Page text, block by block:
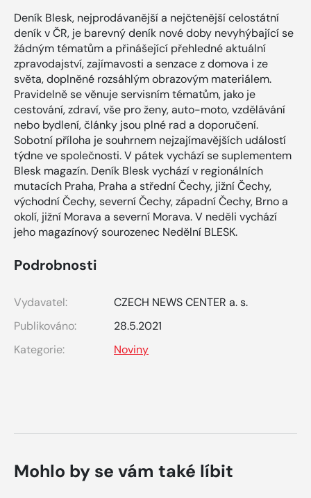
Deník Blesk, nejprodávanější a nejčtenější celostátní
deník v ČR, je barevný deník nové doby nevyhýbající se
žádným tématům a přinášející přehledné aktuální
zpravodajství, zajímavosti a senzace z domova i ze
světa, doplněné rozsáhlým obrazovým materiálem.
Pravidelně se věnuje servisním tématům, jako je
cestování, zdraví, vše pro ženy, auto-moto, vzdělávání
nebo bydlení, články jsou plné rad a doporučení.
Sobotní příloha je souhrnem nejzajímavějších událostí
týdne ve společnosti. V pátek vychází se suplementem
Blesk magazín. Deník Blesk vychází v regionálních
mutacích Praha, Praha a střední Čechy, jižní Čechy,
východní Čechy, severní Čechy, západní Čechy, Brno a
okolí, jižní Morava a severní Morava. V neděli vychází
jeho magazínový sourozenec Nedělní BLESK.
Podrobnosti
Vydavatel:
CZECH NEWS CENTER a. s.
Publikováno:
28.5.2021
Kategorie:
Noviny
Mohlo by se vám také líbit